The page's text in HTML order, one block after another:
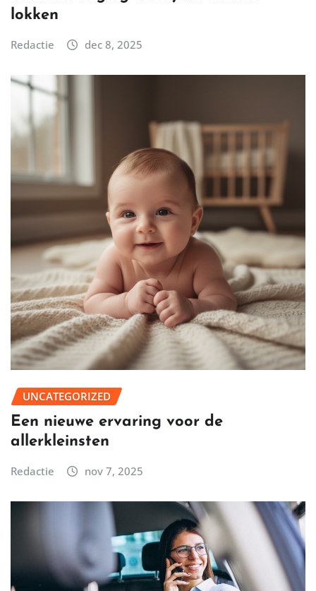
lokken
Redactie dec 8, 2025
UNCATEGORIZED
Een nieuwe ervaring voor de
allerkleinsten
Redactie nov 7, 2025